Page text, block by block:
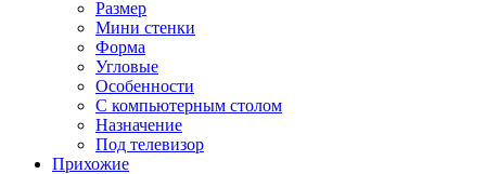
Размер
Мини стенки
Форма
Угловые
Особенности
С компьютерным столом
Назначение
Под телевизор
Прихожие